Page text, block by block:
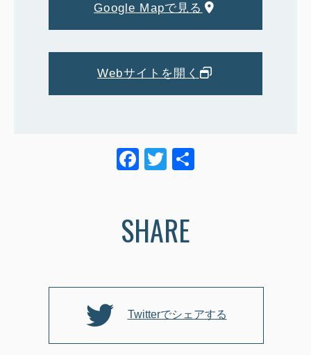
Google Mapで見る
Webサイトを開く
F
e
b
o
k
T
er
SHARE
Twitterでシェアする